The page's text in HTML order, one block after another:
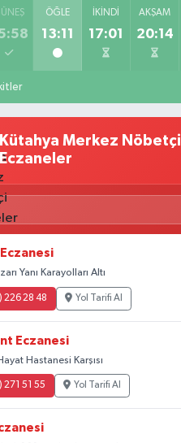
ÖĞLE
13:11
İKINDI
17:01
AKŞAM
20:14
Kütahya Merkez Nöbetçi
Eczaneler
Yanı Karayolları Altı
226 28 48 Yol Tarifi Al
Eczanesi
Hastanesi Karşısı
271 51 55 Yol Tarifi Al